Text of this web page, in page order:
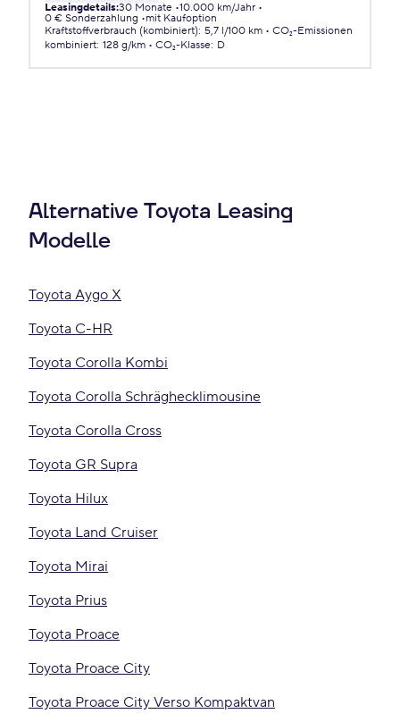
Leasingdetails:30 Monate 10.000 km/Jahr
0 € Sonderzahlung
mit Kaufoption
Kraftstoffverbrauch (kombiniert): 5,7 l/100 km
CO₂-Emissionen
kombiniert: 128 g/km CO₂-Klasse: D
Alternative Toyota Leasing
Modelle
Toyota Aygo X
Toyota C-HR
Toyota Corolla Kombi
Toyota Corolla Schräghecklimousine
Toyota Corolla Cross
Toyota GR Supra
Toyota Hilux
Toyota Land Cruiser
Toyota Mirai
Toyota Prius
Toyota Proace
Toyota Proace City
Toyota Proace City Verso Kompaktvan